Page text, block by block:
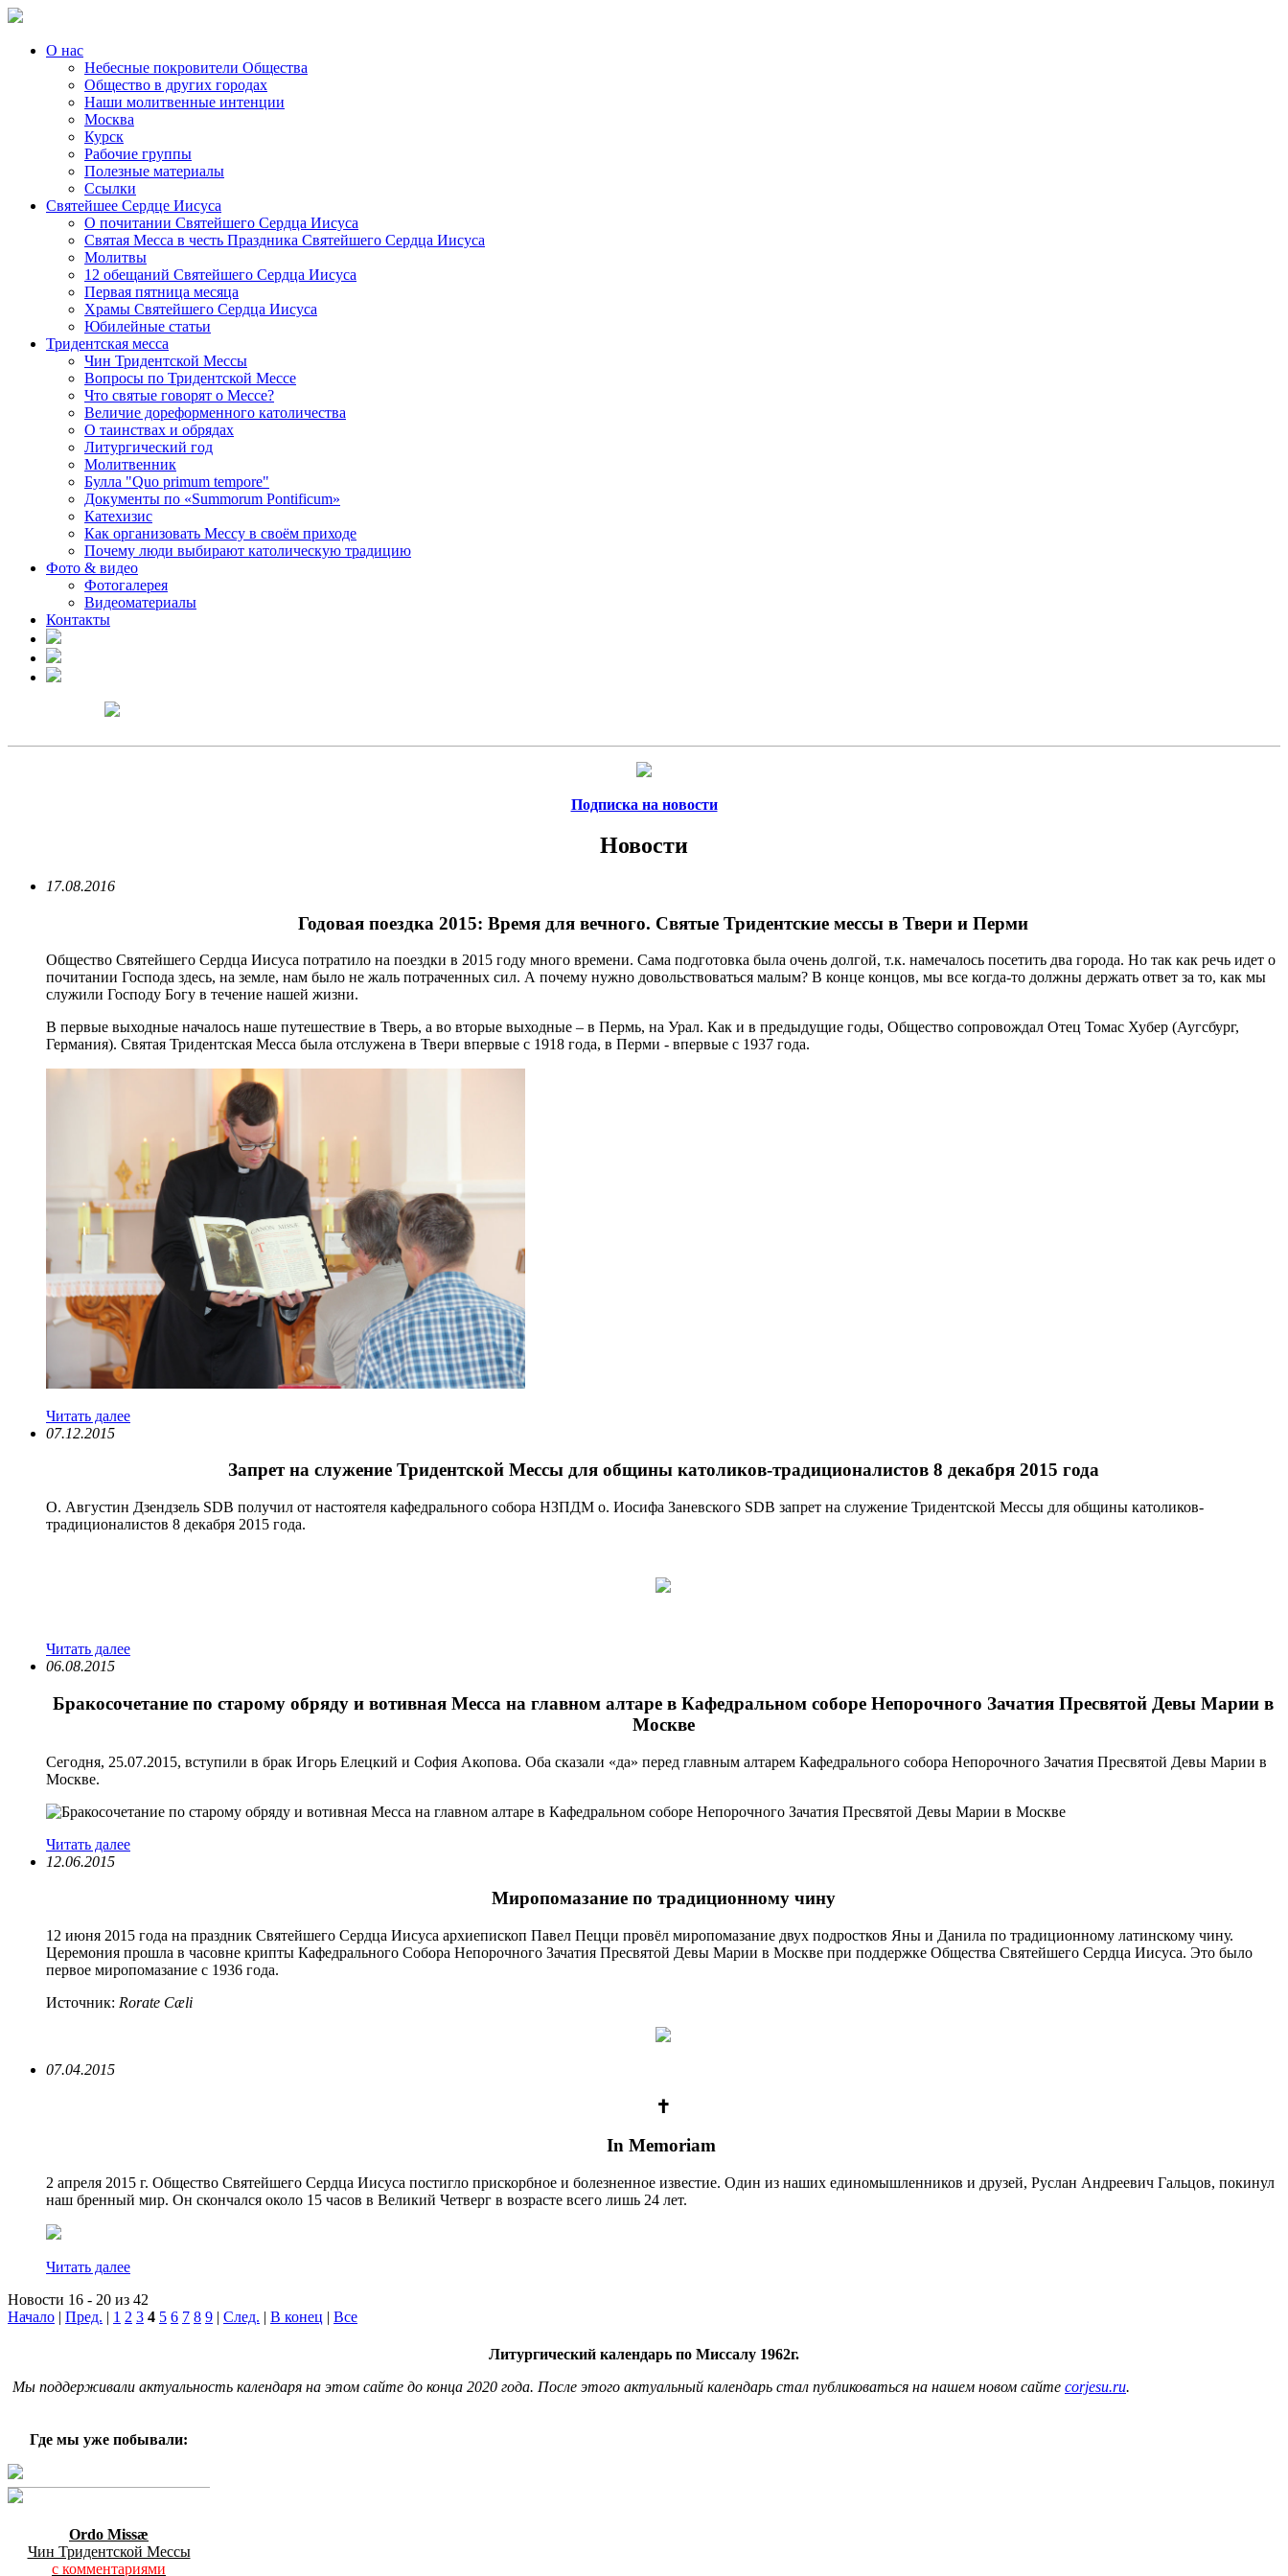
О нас
Небесные покровители Общества
Общество в других городах
Наши молитвенные интенции
Москва
Курск
Рабочие группы
Полезные материалы
Ссылки
Святейшее Сердце Иисуса
О почитании Святейшего Сердца Иисуса
Святая Месса в честь Праздника Святейшего Сердца Иисуса
Молитвы
12 обещаний Святейшего Сердца Иисуса
Первая пятница месяца
Храмы Святейшего Сердца Иисуса
Юбилейные статьи
Тридентская месса
Чин Тридентской Мессы
Вопросы по Тридентской Мессе
Что святые говорят о Мессе?
Величие дореформенного католичества
О таинствах и обрядах
Литургический год
Молитвенник
Булла "Quo primum tempore"
Документы по «Summorum Pontificum»
Катехизис
Как организовать Мессу в своём приходе
Почему люди выбирают католическую традицию
Фото & видео
Фотогалерея
Видеоматериалы
Контакты
Подписка на новости
Новости
17.08.2016
Годовая поездка 2015: Время для вечного. Святые Тридентские мессы в Твери и Перми
Общество Святейшего Сердца Иисуса потратило на поездки в 2015 году много времени. Сама подготовка была очень долгой, т.к. намечалось посетить два города. Но так как речь идет о
почитании Господа здесь, на земле, нам было не жаль потраченных сил. А почему нужно довольствоваться малым? В конце концов, мы все когда-то должны держать ответ за то, как мы
служили Господу Богу в течение нашей жизни.
В первые выходные началось наше путешествие в Тверь, а во вторые выходные – в Пермь, на Урал. Как и в предыдущие годы, Общество сопровождал Отец Томас Хубер (Аугсбург,
Германия). Святая Тридентская Месса была отслужена в Твери впервые с 1918 года, в Перми - впервые с 1937 года.
Читать далее
07.12.2015
Запрет на служение Тридентской Мессы для общины католиков-традиционалистов 8 декабря 2015 года
О. Августин Дзендзель SDB получил от настоятеля кафедрального собора НЗПДМ о. Иосифа Заневского SDB запрет на служение Тридентской Мессы для общины католиков-
традиционалистов 8 декабря 2015 года.
Читать далее
06.08.2015
Бракосочетание по старому обряду и вотивная Месса на главном алтаре в Кафедральном соборе Непорочного Зачатия Пресвятой Девы Марии в
Москве
Сегодня, 25.07.2015, вступили в брак Игорь Елецкий и София Акопова. Оба сказали «да» перед главным алтарем Кафедрального собора Непорочного Зачатия Пресвятой Девы Марии в
Москве.
Читать далее
12.06.2015
Миропомазание по традиционному чину
12 июня 2015 года на праздник Святейшего Сердца Иисуса архиепископ Павел Пецци провёл миропомазание двух подростков Яны и Данила по традиционному латинскому чину.
Церемония прошла в часовне крипты Кафедрального Собора Непорочного Зачатия Пресвятой Девы Марии в Москве при поддержке Общества Святейшего Сердца Иисуса. Это было
первое миропомазание с 1936 года.
Источник: Rorate Cæli
07.04.2015
✝
In Memoriam
2 апреля 2015 г. Общество Святейшего Сердца Иисуса постигло прискорбное и болезненное известие. Один из наших единомышленников и друзей, Руслан Андреевич Гальцов, покинул
наш бренный мир. Он скончался около 15 часов в Великий Четверг в возрасте всего лишь 24 лет.
Читать далее
Новости 16 - 20 из 42
Начало | Пред. | 1 2 3 4 5 6 7 8 9 | След. | В конец | Все
Литургический календарь по Миссалу 1962г.
Мы поддерживали актуальность календаря на этом сайте до конца 2020 года. После этого актуальный календарь стал публиковаться на нашем новом сайте corjesu.ru.
Где мы уже побывали:
Ordo Missæ
Чин Тридентской Мессы
с комментариями